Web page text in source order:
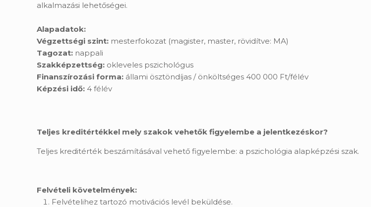
alkalmazási lehetőségei.
Alapadatok:
Végzettségi szint: mesterfokozat (magister, master, rövidítve: MA)
Tagozat: nappali
Szakképzettség: okleveles pszichológus
Finanszírozási forma: állami ösztöndíjas / önköltséges 400 000 Ft/félév
Képzési idő: 4 félév
Teljes kreditértékkel mely szakok vehetők figyelembe a jelentkezéskor?
Teljes kreditérték beszámításával vehető figyelembe: a pszichológia alapképzési szak.
Felvételi követelmények:
Felvételihez tartozó motivációs levél beküldése.